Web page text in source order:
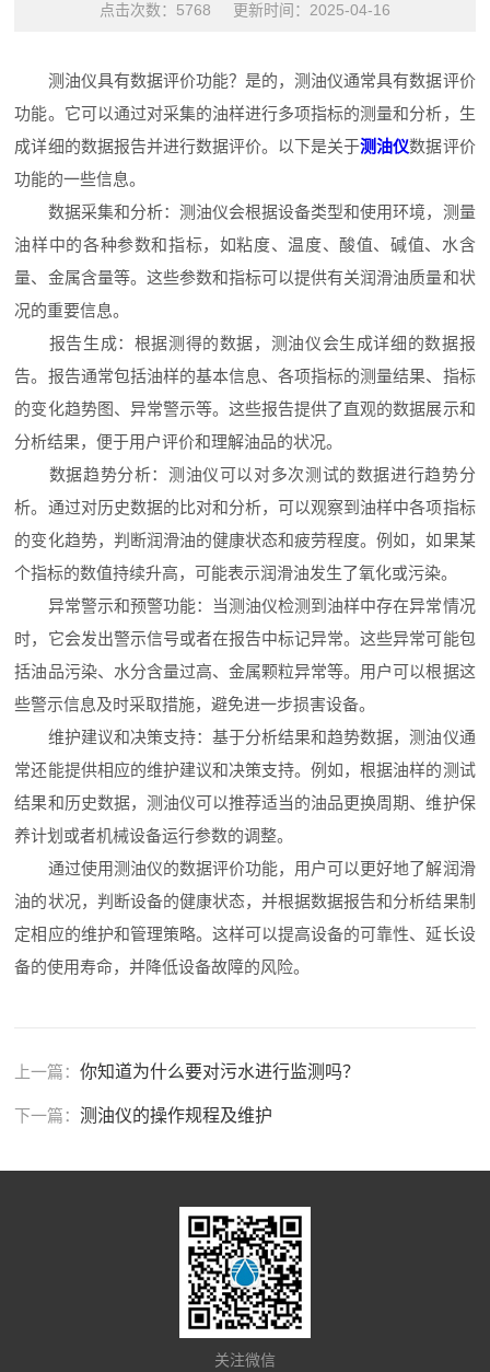
点击次数：5768 更新时间：2025-04-16
测油仪具有数据评价功能？是的，测油仪通常具有数据评价
功能。它可以通过对采集的油样进行多项指标的测量和分析，生
成详细的数据报告并进行数据评价。以下是关于测油仪数据评价
功能的一些信息。
数据采集和分析：测油仪会根据设备类型和使用环境，测量
油样中的各种参数和指标，如粘度、温度、酸值、碱值、水含
量、金属含量等。这些参数和指标可以提供有关润滑油质量和状
况的重要信息。
报告生成：根据测得的数据，测油仪会生成详细的数据报
告。报告通常包括油样的基本信息、各项指标的测量结果、指标
的变化趋势图、异常警示等。这些报告提供了直观的数据展示和
分析结果，便于用户评价和理解油品的状况。
数据趋势分析：测油仪可以对多次测试的数据进行趋势分
析。通过对历史数据的比对和分析，可以观察到油样中各项指标
的变化趋势，判断润滑油的健康状态和疲劳程度。例如，如果某
个指标的数值持续升高，可能表示润滑油发生了氧化或污染。
异常警示和预警功能：当测油仪检测到油样中存在异常情况
时，它会发出警示信号或者在报告中标记异常。这些异常可能包
括油品污染、水分含量过高、金属颗粒异常等。用户可以根据这
些警示信息及时采取措施，避免进一步损害设备。
维护建议和决策支持：基于分析结果和趋势数据，测油仪通
常还能提供相应的维护建议和决策支持。例如，根据油样的测试
结果和历史数据，测油仪可以推荐适当的油品更换周期、维护保
养计划或者机械设备运行参数的调整。
通过使用测油仪的数据评价功能，用户可以更好地了解润滑
油的状况，判断设备的健康状态，并根据数据报告和分析结果制
定相应的维护和管理策略。这样可以提高设备的可靠性、延长设
备的使用寿命，并降低设备故障的风险。
上一篇：你知道为什么要对污水进行监测吗？
下一篇：测油仪的操作规程及维护
关注微信